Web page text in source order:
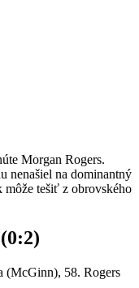
Morgan Rogers.
nenašiel na dominantný
môže tešiť z obrovského
(McGinn), 58. Rogers